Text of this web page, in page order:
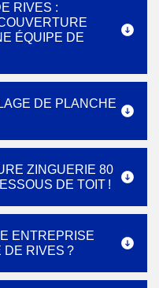
RIVES :
ÉQUIPE DE
DE PLANCHE
ZINGUERIE 80
DE TOIT !
ENTREPRISE
DE RIVES ?